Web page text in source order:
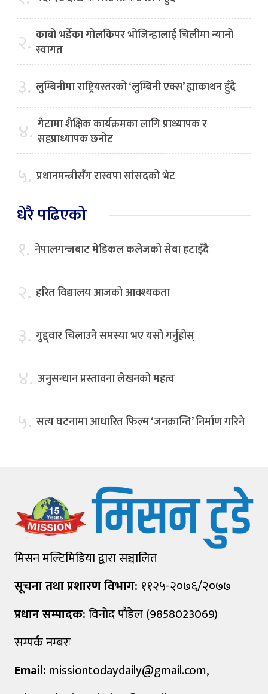
२. काबो भर्डेका गोलकिपर भोजिन्हालाई चिलीमा न्यानो
स्वागत
३. लुम्बिनीमा राष्ट्रियस्तरको ‘लुम्बिनी एक्स’ ह्याकाथन हुँदै
४. गेटामा शैक्षिक कार्यक्रमका लागि प्राध्यापक र
सहप्राध्यापक छनोट
५. प्रधानमन्त्रीसँग रास्वपा सांसदको भेट
धेरै पढिएको
१. नेपालगन्जबाट मेडिकल कलेजको सेवा हटाइँदै
२. हरित विद्यालय आजको आवश्यकता
३. गुद्द्वार चिलाउने समस्या भए यसो गर्नुहोस्
४. अनुसन्धान प्रस्तावना लेखनको महत्व
५. सत्य घटनामा आधारित फिल्म ‘जनक्रान्ति’ निर्माण गरिने
मिसन मल्टिमिडिया द्वारा सञ्चालित
सूचना तथा प्रशारण विभाग: ११२५-२०७६/२०७७
प्रधान सम्पादक:विनोद पौडेल (9858023069)
सम्पर्क नम्बरः
Email: missiontodaydaily@gmail.com,